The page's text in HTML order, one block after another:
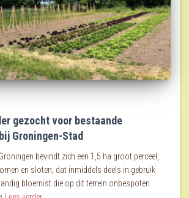
gezocht voor bestaande
Groningen-Stad
bevindt zich een 1,5 ha groot perceel,
en sloten, dat inmiddels deels in gebruik
bloemist die op dit terrein onbespoten